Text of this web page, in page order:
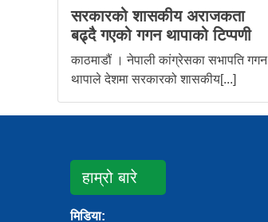
सरकारको शासकीय अराजकता
बढ्दै गएको गगन थापाको टिप्पणी
काठमाडौं । नेपाली कांग्रेसका सभापति गगन
थापाले देशमा सरकारको शासकीय[...]
हाम्रो बारे
मिडिया: